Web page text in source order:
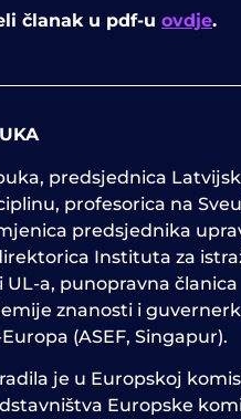
članak u pdf-u ovdje.
predsjednica
profesorica na
predsjednika
Instituta za
a, punopravna članica
znanosti i
(ASEF, Singapur).
radila je u Europskoj
Europske